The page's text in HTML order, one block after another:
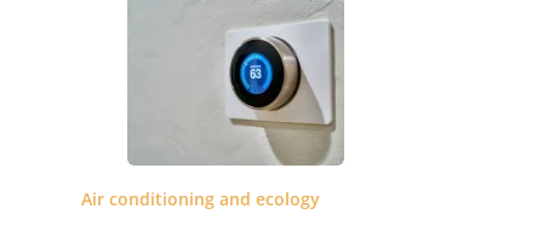
Air conditioning and ecology